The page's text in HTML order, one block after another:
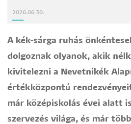
2026.06.30.
A kék-sárga ruhás
dolgoznak olyanok, akik
kivitelezni a Nevetnikék
értékközpontú
már középiskolás évei alatt
szervezés világa, és már